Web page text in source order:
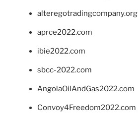
alteregotradingcompany.org
aprce2022.com
ibie2022.com
sbcc-2022.com
AngolaOilAndGas2022.com
Convoy4Freedom2022.com